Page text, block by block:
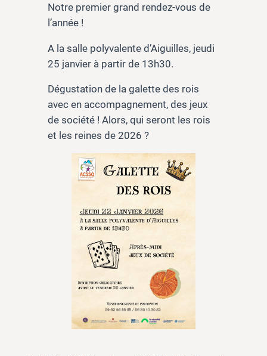
Notre premier grand rendez-vous de
l’année !
A la salle polyvalente d’Aiguilles, jeudi
25 janvier à partir de 13h30.
Dégustation de la galette des rois
avec en accompagnement, des jeux
de société ! Alors, qui seront les rois
et les reines de 2026 ?